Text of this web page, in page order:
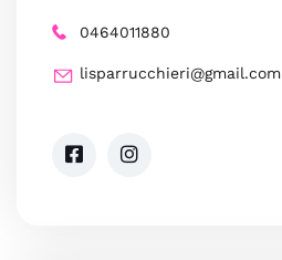
0464011880
lisparrucchieri@gmail.com